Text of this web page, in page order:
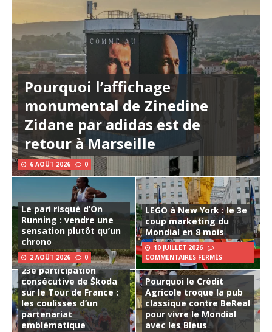
Pourquoi l’affichage
monumental de Zinedine
Zidane par adidas est de
retour à Marseille
6 AOÛT 2026 0
Le pari risqué d’On
Running : vendre une
sensation plutôt qu’un
chrono
2 AOÛT 2026 0
LEGO à New York : le 3e
coup marketing du
Mondial en 8 mois
10 JUILLET 2026
COMMENTAIRES FERMÉS
23e participation
consécutive de Škoda
sur le Tour de France :
les coulisses d’un
partenariat
emblématique
Pourquoi le Crédit
Agricole troque la pub
classique contre BeReal
pour vivre le Mondial
avec les Bleus